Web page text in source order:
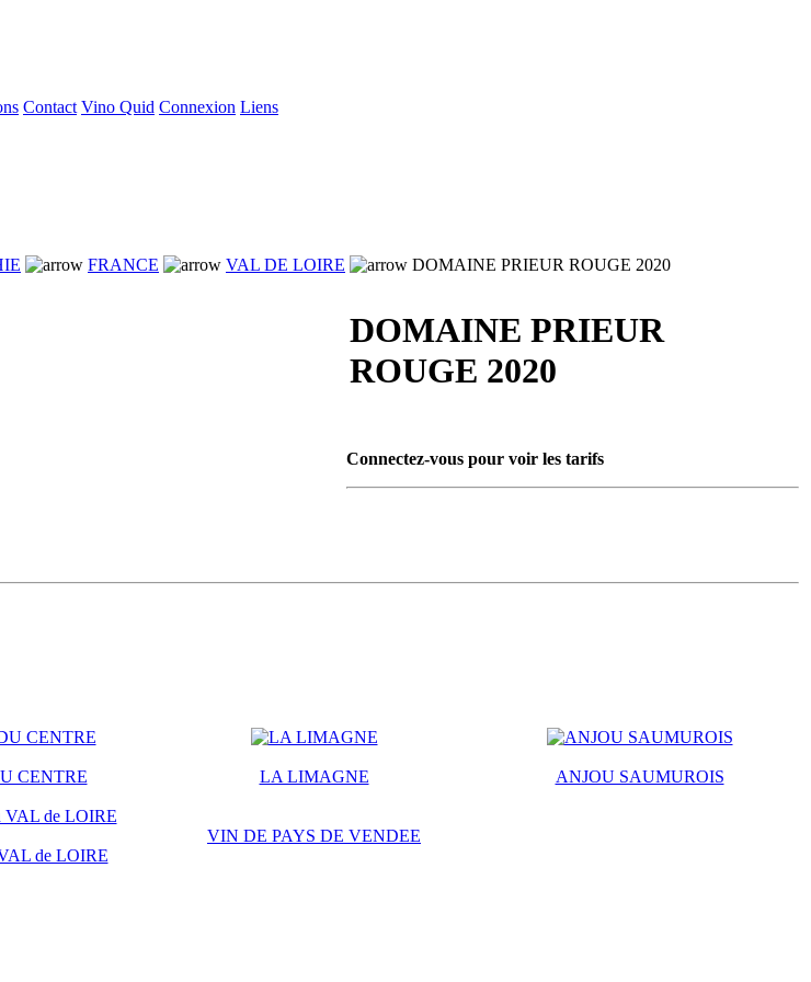
Contact Vino Quid Connexion Liens
FRANCE VAL DE LOIRE DOMAINE PRIEUR ROUGE 2020
DOMAINE PRIEUR
ROUGE 2020
Connectez-vous pour voir les tarifs
CENTRE LA LIMAGNE ANJOU SAUMUROIS
de LOIRE
VIN DE PAYS DE VENDEE